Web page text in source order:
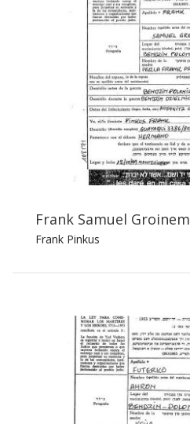
Frank Samuel Groinem
Frank Pinkus